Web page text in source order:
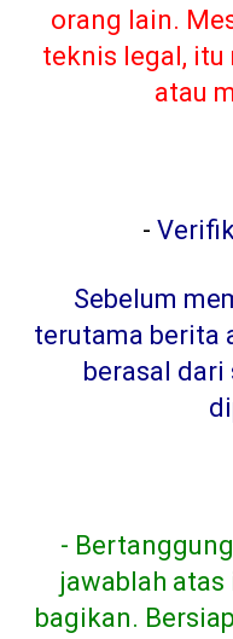
orang lain.
teknis legal,
atau
-
Sebelum
terutama berita
berasal dari
-
jawablah
bagikan.